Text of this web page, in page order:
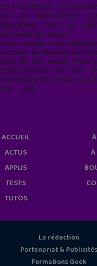
En soumettant ce
que les informations
exploitées* dans le
demande de contact.
Vous pouvez vous
moment en cliquant sur le
page de nos emails. Pour
d'informations sur nos
confidentialité, rendez-
site web
ACCUEIL
ACTUS
APPLIS
TESTS
TUTOS
La rédaction
Partenariat & Publicités
Formations Geek